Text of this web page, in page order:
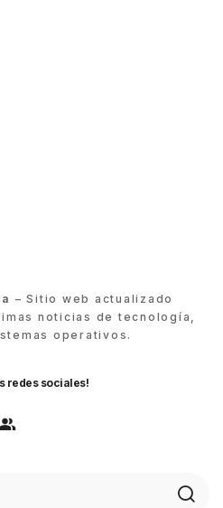
– Sitio web actualizado
noticias de tecnología,
operativos.
redes sociales!